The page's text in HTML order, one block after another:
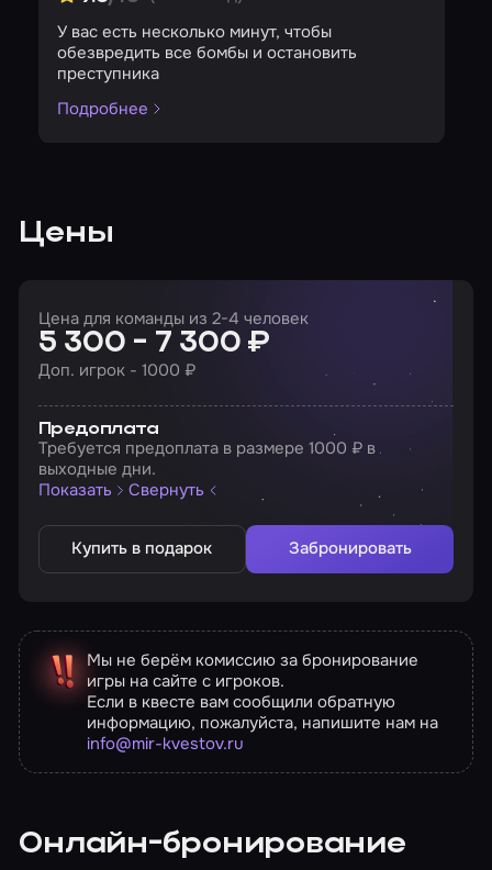
У вас есть несколько минут, чтобы
обезвредить все бомбы и остановить
преступника
Подробнее
Цены
Цена для команды из 2-4 человек
5 300 - 7 300 ₽
Доп. игрок - 1000 ₽
Предоплата
Требуется предоплата в размере 1000 ₽ в
выходные дни.
Показать
Свернуть
Купить в подарок Забронировать
Мы не берём комиссию за бронирование
игры на сайте с игроков.
Если в квесте вам сообщили обратную
информацию, пожалуйста, напишите нам на
info@mir-kvestov.ru
Онлайн-бронирование